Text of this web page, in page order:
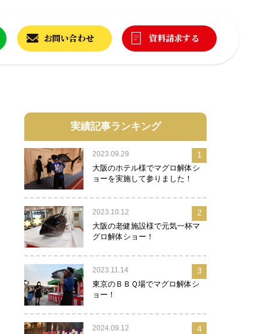
お問い合わせ 資料請求する
実績記事ランキング
2023.09.29
大阪のホテル様でマグロ解体シ
ョーを実施して参りました！
1
2023.10.12
大阪の老健施設様で元気一杯マ
グロ解体ショー！
2
2023.11.14
東京のＢＢＱ場でマグロ解体シ
ョー！
3
2024.09.12 4